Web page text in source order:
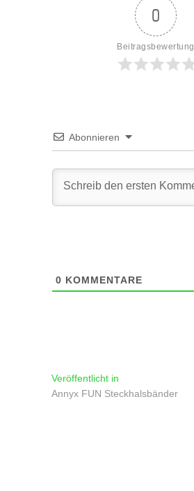
0
Beitragsbewertung
Abonnieren
0 KOMMENTARE
Beitragsnavigation
Veröffentlicht in
Annyx FUN Steckhalsbänder